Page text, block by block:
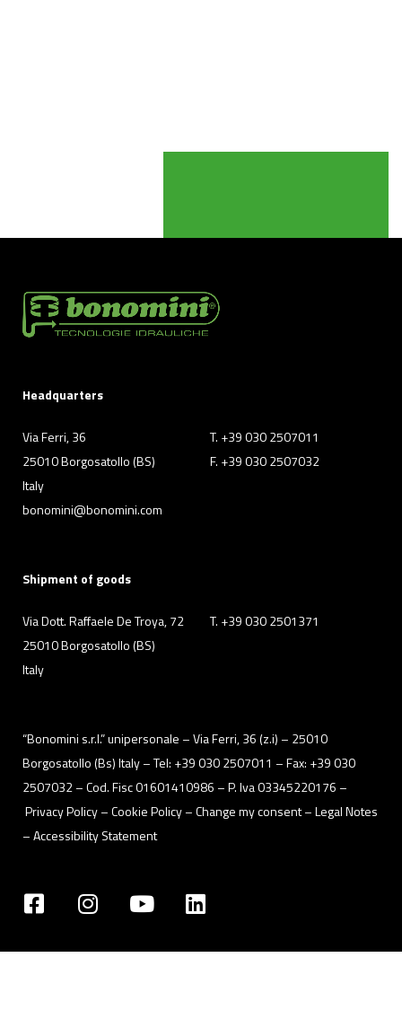
Headquarters
Via Ferri, 36
25010 Borgosatollo (BS)
Italy
T. +39 030 2507011
F. +39 030 2507032
bonomini@bonomini.com
Shipment of goods
Via Dott. Raffaele De Troya, 72
25010 Borgosatollo (BS)
Italy
T. +39 030 2501371
“Bonomini s.r.l.” unipersonale – Via Ferri, 36 (z.i) – 25010
Borgosatollo (Bs) Italy – Tel: +39 030 2507011 – Fax: +39 030
2507032 – Cod. Fisc 01601410986 – P. Iva 03345220176 –
Privacy Policy– Cookie Policy –Change my consent–Legal Notes
–Accessibility Statement